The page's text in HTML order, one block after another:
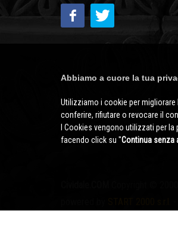
Abbiamo a cuore la tua
Utilizziamo i cookie per
conferire, rifiutare o revocare il
I Cookies vengono utilizzati per
facendo click su ''Continua senza